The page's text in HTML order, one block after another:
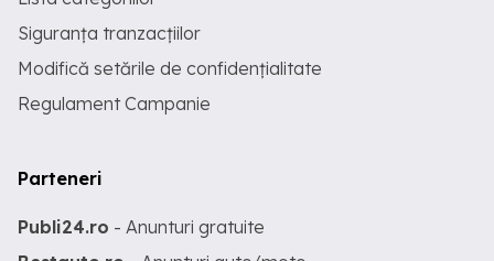
Siguranța tranzacțiilor
Modifică setările de confidențialitate
Regulament Campanie
Parteneri
Publi24.ro - Anunturi gratuite